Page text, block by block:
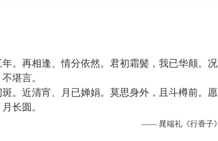
。再相逢、情分依然。君初霜鬓，我已华颠。况
堪言。
。近清宵、月已婵娟。莫思身外，且斗樽前。愿
长圆。
—— 晁端礼 《行香子》